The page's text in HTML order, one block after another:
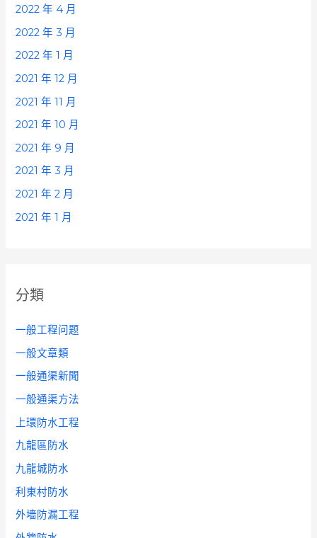
2022 年 4 月
2022 年 3 月
2022 年 1 月
2021 年 12 月
2021 年 11 月
2021 年 10 月
2021 年 9 月
2021 年 3 月
2021 年 2 月
2021 年 1 月
分類
一般工程问题
一般文章類
一般通渠新聞
一般通渠方法
上環防水工程
九龍區防水
九龍城防水
利東村防水
外墻防漏工程